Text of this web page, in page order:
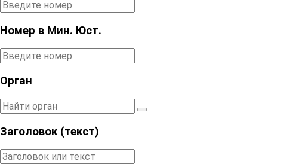
Номер в Мин. Юст.
Орган
Заголовок (текст)